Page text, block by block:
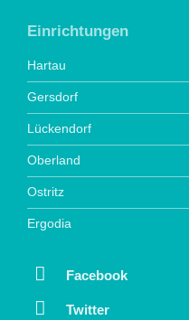
Einrichtungen
Hartau
Gersdorf
Lückendorf
Oberland
Ostritz
Ergodia
Facebook
Twitter